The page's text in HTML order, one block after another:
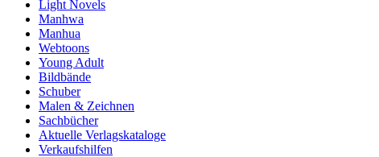
Light Novels
Manhwa
Manhua
Webtoons
Young Adult
Bildbände
Schuber
Malen & Zeichnen
Sachbücher
Aktuelle Verlagskataloge
Verkaufshilfen